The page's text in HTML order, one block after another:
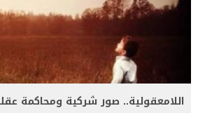
اللامعقولية.. صور شركية ومحاكمة